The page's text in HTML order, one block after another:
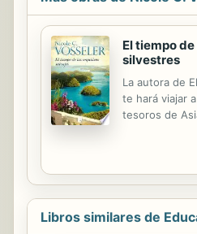
El tiempo
silvestres
La autora de
te hará viajar
tesoros de
Singapur es
de Asia. Un
Allí vive
suerte tras el
Libros similares de